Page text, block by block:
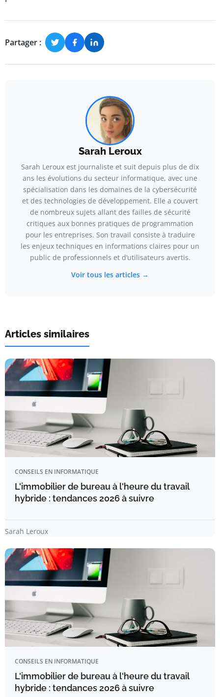
Partager :
Sarah Leroux
Sarah Leroux est journaliste et suit depuis plus de dix
ans les évolutions du secteur informatique, avec une
spécialisation dans les domaines de la cybersécurité
et des technologies de développement. Elle a couvert
de nombreux sujets allant des failles de sécurité
critiques aux bonnes pratiques de programmation
pour les entreprises. Son travail consiste à traduire
les enjeux techniques en informations claires pour un
public de professionnels et d’utilisateurs avertis.
Voir tous les articles →
Articles similaires
CONSEILS EN INFORMATIQUE
L'immobilier de bureau à l'heure du travail
hybride : tendances 2026 à suivre
Sarah Leroux
CONSEILS EN INFORMATIQUE
L'immobilier de bureau à l'heure du travail
hybride : tendances 2026 à suivre